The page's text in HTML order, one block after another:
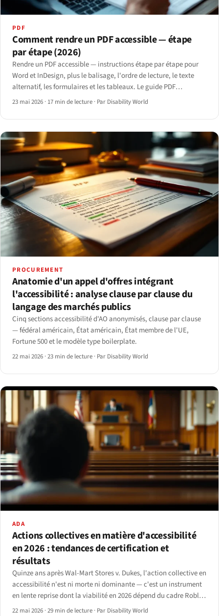
PDF
Comment rendre un PDF accessible — étape
par étape (2026)
Rendre un PDF accessible — instructions étape par étape pour
Word et InDesign, plus le balisage, l'ordre de lecture, le texte
alternatif, les formulaires et les tableaux. Le guide PDF
accessibilité 2026.
23 mai 2026 · 17 min de lecture · Par Disability World
PROCUREMENT
Anatomie d'un appel d'offres intégrant
l'accessibilité : analyse clause par clause du
langage des marchés publics
Cinq sections accessibilité d'AO anonymisés, clause par clause
— fédéral américain, État américain, État membre de l'UE,
Fortune 500 et le modèle type boilerplate.
22 mai 2026 ·23 min de lecture · Par Disability World
ADA
Actions collectives en matière d'accessibilité
en 2026 : tendances de certification et
résultats
Quinze ans après Wal-Mart Stores v. Dukes, l'action collective en
accessibilité n'est ni morte ni dominante — c'est un instrument
en lente reprise dont la viabilité en 2026 dépend du cadre Robles
du Neuvième Circuit et de la ligne Andrews v. Blick du Deuxième
22 mai 2026 ·29 min de lecture · Par Disability World